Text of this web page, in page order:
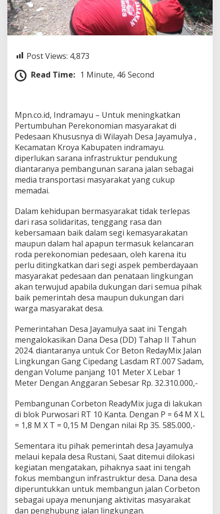
o
r
t
a
s
a
k
a
t
P
e
d
e
a
y
a
m
u
l
y
a
b
a
n
J
a
l
i
n
g
d
n
g
n
o
r
B
t
o
n
R
Post Views: 4,873
Read Time: 1 Minute, 46 Second
Mpn.co.id, Indramayu – Untuk meningkatkan
Pertumbuhan Perekonomian masyarakat di
Pedesaan Khususnya di Wilayah Desa Jayamulya ,
Kecamatan Kroya Kabupaten indramayu.
diperlukan sarana infrastruktur pendukung
diantaranya pembangunan sarana jalan sebagai
media transportasi masyarakat yang cukup
memadai.
Dalam kehidupan bermasyarakat tidak terlepas
dari rasa solidaritas, tenggang rasa dan
kebersamaan baik dalam segi kemasyarakatan
maupun dalam hal apapun termasuk kelancaran
roda perekonomian pedesaan, oleh karena itu
perlu ditingkatkan dari segi aspek pemberdayaan
masyarakat pedesaan dan penataan lingkungan
akan terwujud apabila dukungan dari semua pihak
baik pemerintah desa maupun dukungan dari
warga masyarakat desa.
Pemerintahan Desa Jayamulya saat ini Tengah
mengalokasikan Dana Desa (DD) Tahap II Tahun
2024. diantaranya untuk Cor Beton RedayMix Jalan
Lingkungan Gang Cipedang Lasdam RT.007 Sadam,
dengan Volume panjang 101 Meter X Lebar 1
Meter Dengan Anggaran Sebesar Rp. 32.310.000,-
Pembangunan Corbeton ReadyMix juga di lakukan
di blok Purwosari RT 10 Kanta. Dengan P = 64 M X L
= 1,8 M X T = 0,15 M Dengan nilai Rp 35. 585.000,-
Sementara itu pihak pemerintah desa Jayamulya
melaui kepala desa Rustani, Saat ditemui dilokasi
kegiatan mengatakan, pihaknya saat ini tengah
fokus membangun infrastruktur desa. Dana desa
diperuntukkan untuk membangun jalan Corbeton
sebagai upaya menunjang aktivitas masyarakat
dan penghubung jalan lingkungan.